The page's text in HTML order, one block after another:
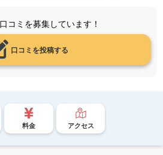
コミを募集しています！
口コミを投稿する
料金 アクセス